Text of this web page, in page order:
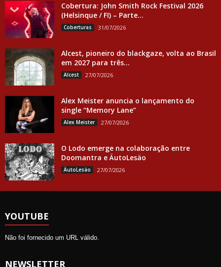
Cobertura: John Smith Rock Festival 2026
(Helsinque / FI) – Parte...
Coberturas 31/07/2026
Alcest, pioneiro do blackgaze, volta ao Brasil
em 2027 para três...
Alcest 27/07/2026
Alex Meister anuncia o lançamento do
single “Memory Lane”
Alex Meister 27/07/2026
O Lodo emerge na colaboração entre
Doomantra e ÄutoLesäo
ÄutoLesäo 27/07/2026
YOUTUBE
Não foi fornecido um URL válido.
NEWSLETTER